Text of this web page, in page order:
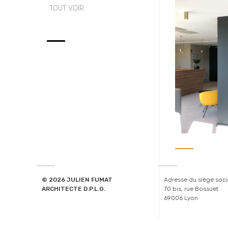
TOUT VOIR
© 2026 JULIEN FUMAT
ARCHITECTE D.P.L.G.
Adresse du siège
70 bis, rue Bossuet
69006 Lyon